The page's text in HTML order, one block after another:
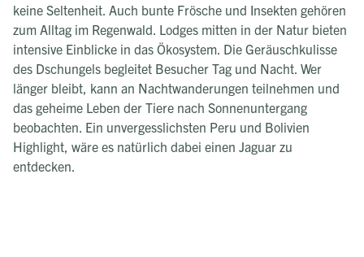
keine Seltenheit. Auch bunte Frösche und Insekten gehören
zum Alltag im Regenwald. Lodges mitten in der Natur bieten
intensive Einblicke in das Ökosystem. Die Geräuschkulisse
des Dschungels begleitet Besucher Tag und Nacht. Wer
länger bleibt, kann an Nachtwanderungen teilnehmen und
das geheime Leben der Tiere nach Sonnenuntergang
beobachten. Ein unvergesslichsten Peru und Bolivien
Highlight, wäre es natürlich dabei einen Jaguar zu
entdecken.